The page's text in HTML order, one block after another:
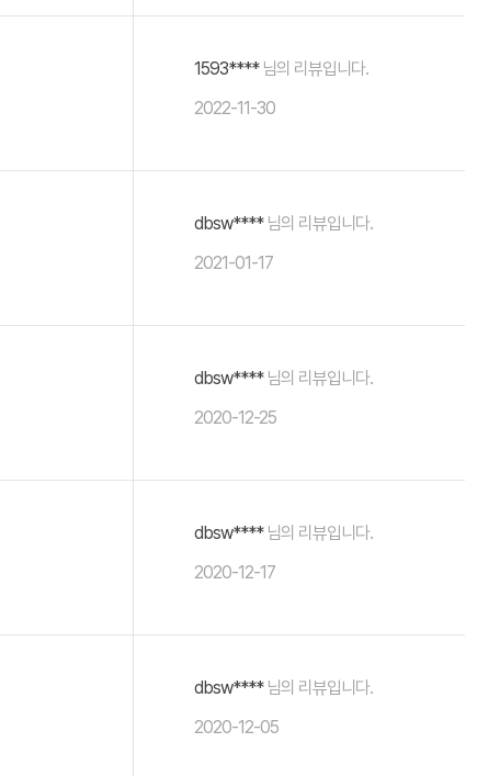
1593****님의 리뷰입니다.
2022-11-30
dbsw****님의 리뷰입니다.
2021-01-17
dbsw****님의 리뷰입니다.
2020-12-25
dbsw****님의 리뷰입니다.
2020-12-17
dbsw****님의 리뷰입니다.
2020-12-05